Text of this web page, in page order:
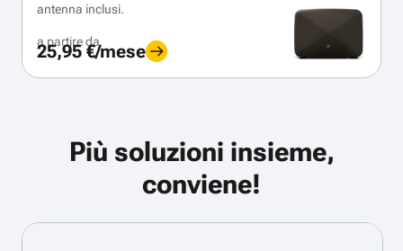
antenna inclusi.
a partire da
25,95 €/mese
Più soluzioni insieme,
conviene!